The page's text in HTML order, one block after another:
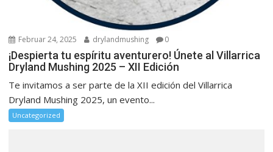
Februar 24, 2025 drylandmushing 0
¡Despierta tu espíritu aventurero! Únete al Villarrica
Dryland Mushing 2025 – XII Edición
Te invitamos a ser parte de la XII edición del Villarrica
Dryland Mushing 2025, un evento...
Uncategorized